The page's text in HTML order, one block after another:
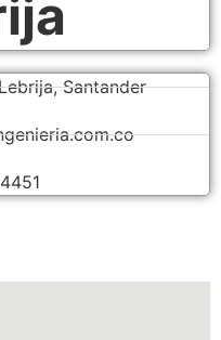
Santander